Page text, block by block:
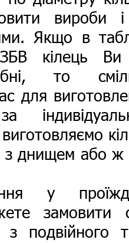
вироби
Якщо в
ЗБВ кілець
то
для
з днищем або ж
у
замовити
з подвійного